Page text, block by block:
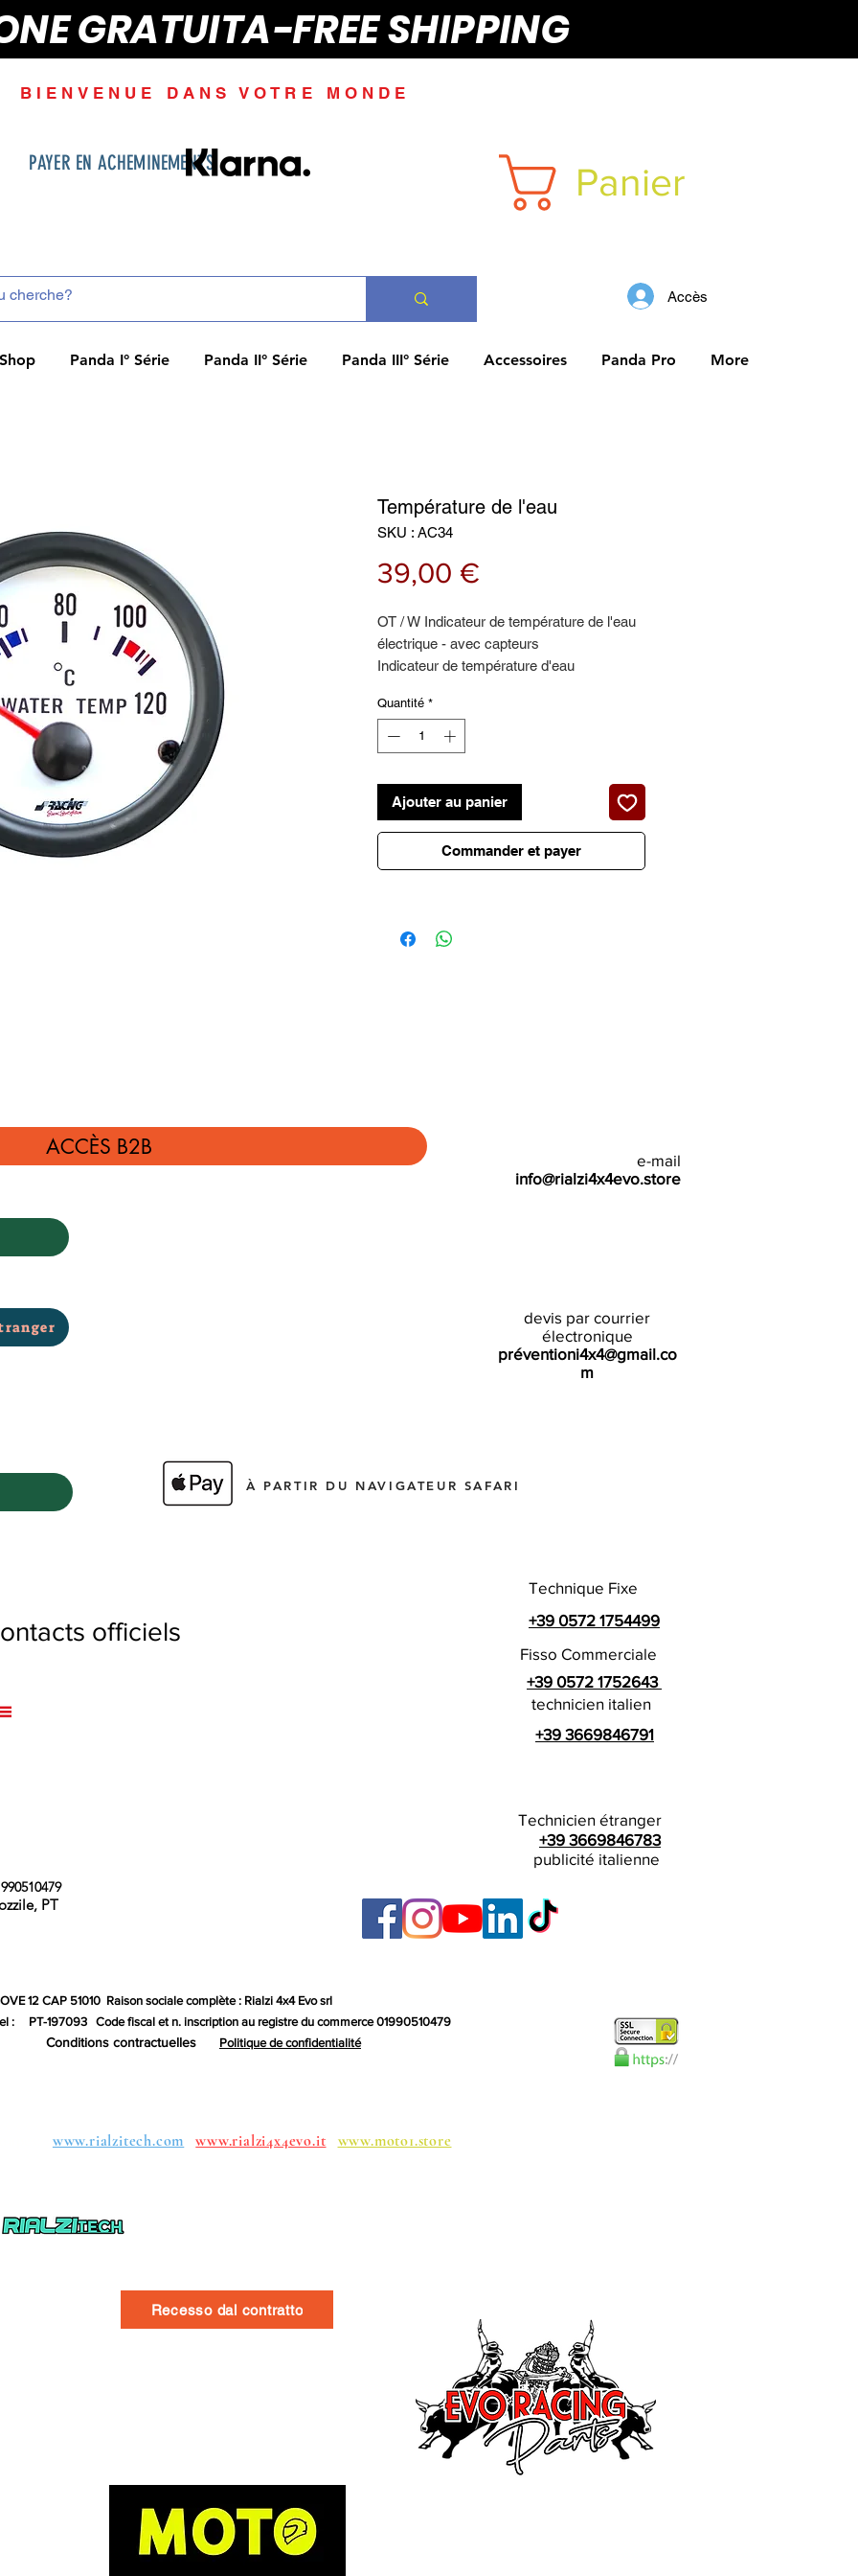
GRATUITA-FREE SHIPPING
BIENVENUE DANS VOTRE MONDE
PAYER EN ACHEMINEMENTS Panier
Accès
Shop Panda I° Série Panda II° Série Panda III° Série Accessoires Panda Pro More
Température de l'eau
SKU : AC34
39,00 €
OT / W Indicateur de température de l'eau
électrique - avec capteurs
Indicateur de température d'eau
Fond blanc - Bordure noire
Quantité *
Ajouter au panier
Commander et payer
ACCÈS B2B
e-mail
info@rialzi4x4evo.store
devis par courrier
électronique
préventioni4x4@gmail.co
m
À PARTIR DU NAVIGATEUR SAFARI
Technique Fixe
officiels
+39 0572 1754499
Fisso Commerciale
+39 0572 1752643
technicien italien
+39 3669846791
Technicien étranger
+39 3669846783
publicité italienne
PT
12 CAP 51010 Raison sociale complète : Rialzi 4x4 Evo srl
: PT-197093 Code fiscal et n. inscription au registre du commerce 01990510479
Conditions contractuelles Politique de confidentialité
www.rialzitech.com www.rialzi4x4evo.it www.moto1.store
Recesso dal contratto